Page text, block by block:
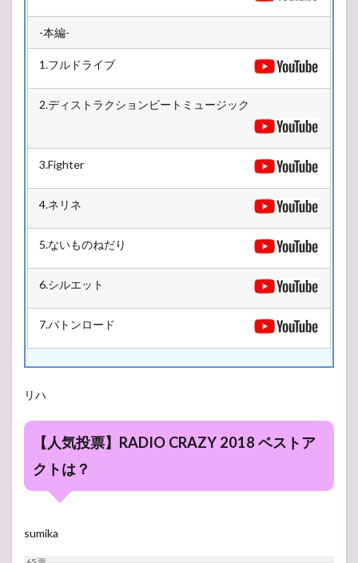
2.2
L-
STAGE
5号館
2.3
R-
Z-
STAGE
6号館
3
2018/12/28(金)
3.1
LIVE
5号館
L-
3.3
R-
4号館
3.4
6号館
-本編-
1.フルドライブ
2.ディストラクションビートミュージック
3.Fighter
4.ネリネ
5.ないものねだり
6.シルエット
7.バトンロード
リハ
【人気投票】RADIO CRAZY 2018 ベストア
クトは？
sumika